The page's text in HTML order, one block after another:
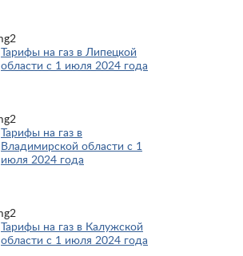
Тарифы на газ в Липецкой
области с 1 июля 2024 года
Тарифы на газ в
Владимирской области с 1
июля 2024 года
Тарифы на газ в Калужской
области с 1 июля 2024 года